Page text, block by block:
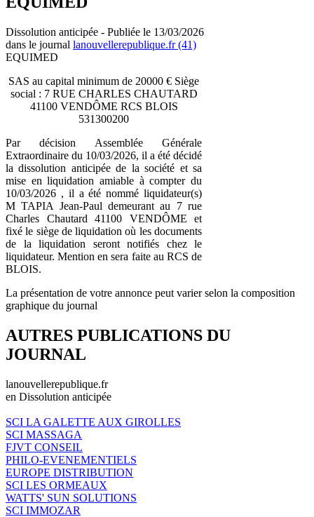
Dissolution anticipée - Publiée le 13/03/2026
dans le journal lanouvellerepublique.fr (41)
EQUIMED
SAS au capital minimum de 20000 € Siège
social : 7 RUE CHARLES CHAUTARD
41100 VENDÔME RCS BLOIS
531300200
Par décision Assemblée Générale
Extraordinaire du 10/03/2026, il a été décidé
la dissolution anticipée de la société et sa
mise en liquidation amiable à compter du
10/03/2026 , il a été nommé liquidateur(s)
M TAPIA Jean-Paul demeurant au 7 rue
Charles Chautard 41100 VENDÔME et
fixé le siège de liquidation où les documents
de la liquidation seront notifiés chez le
liquidateur. Mention en sera faite au RCS de
BLOIS.
La présentation de votre annonce peut varier selon la composition
graphique du journal
AUTRES PUBLICATIONS DU
JOURNAL
lanouvellerepublique.fr
en Dissolution anticipée
SCI LA GALETTE AUX GIROLLES
SCI MASSAGA
FJVT CONSEIL
PHILO-EVENEMENTIELS
EUROPE DISTRIBUTION
SCI LES ORMEAUX
WATTS' SUN SOLUTIONS
SCI IMMOZAR